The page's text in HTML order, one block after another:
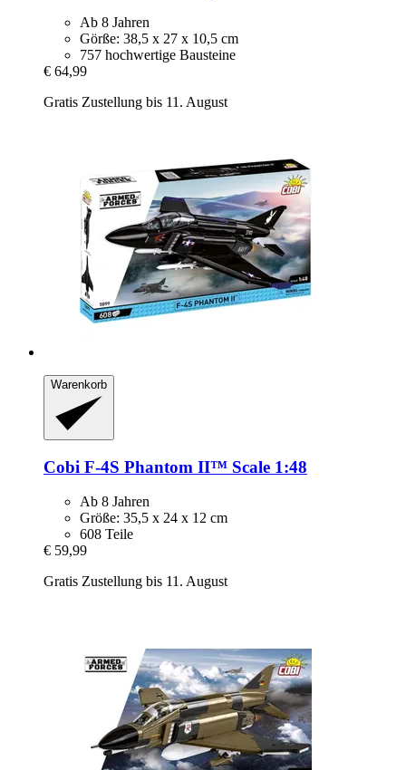
Ab 8 Jahren
Görße: 38,5 x 27 x 10,5 cm
757 hochwertige Bausteine
€ 64,99
Gratis Zustellung bis 11. August
Warenkorb
Cobi F-​4S Phantom II™ Scale 1:48
Ab 8 Jahren
Größe: 35,5 x 24 x 12 cm
608 Teile
€ 59,99
Gratis Zustellung bis 11. August